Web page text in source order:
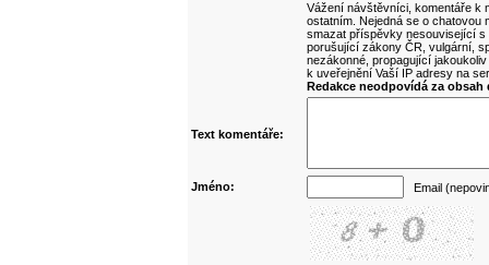
Vážení návštěvníci, komentáře k
ostatním. Nejedná se o
smazat příspěvky nesouvisející
porušující zákony ČR, vulgární,
nezákonné, propagující
k uveřejnění Vaší IP adresy na
Redakce neodpovídá za
Text komentáře:
Jméno: Email